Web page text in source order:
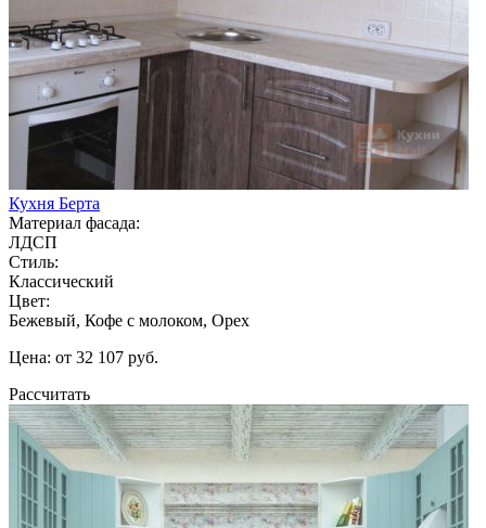
Кухня Берта
Материал фасада:
ЛДСП
Стиль:
Классический
Цвет:
Бежевый, Кофе с молоком, Орех
Цена: от 32 107 руб.
Рассчитать